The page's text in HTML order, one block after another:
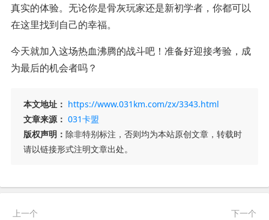
真实的体验。无论你是骨灰玩家还是新初学者，你都可以
在这里找到自己的幸福。
今天就加入这场热血沸腾的战斗吧！准备好迎接考验，成
为最后的机会者吗？
本文地址： https://www.031km.com/zx/3343.html
文章来源： 031卡盟
版权声明： 除非特别标注，否则均为本站原创文章，转载时
请以链接形式注明文章出处。
上一个 下一个